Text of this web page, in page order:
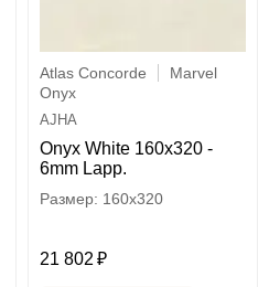
Atlas Concorde
Marvel
Onyx
AJHA
Onyx White 160x320 -
6mm Lapp.
160x320
21 802